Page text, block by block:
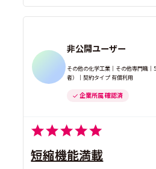
非公開ユーザー
その他の化学工業｜その他専門職
者）｜契約タイプ 有償利用
企業所属 確認済
短縮機能満載